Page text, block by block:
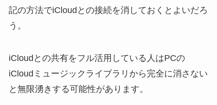
記の方法でiCloudとの接続を消しておくとよいだろ
う。
iCloudとの共有をフル活用している人はPCの
iCloudミュージックライブラリから完全に消さない
と無限湧きする可能性があります。